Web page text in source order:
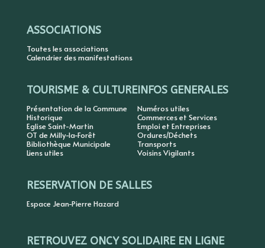
ASSOCIATIONS
Toutes les associations
Calendrier des manifestations
TOURISME & CULTURE
Présentation de la Commune
Historique
Eglise Saint-Martin
OT de Milly-la-Forêt
Bibliothèque Municipale
Liens utiles
INFOS GENERALES
Numéros utiles
Commerces et Services
Emploi et Entreprises
Ordures/Déchets
Transports
Voisins Vigilants
RESERVATION DE SALLES
Espace Jean-Pierre Hazard
RETROUVEZ ONCY SOLIDAIRE EN LIGNE